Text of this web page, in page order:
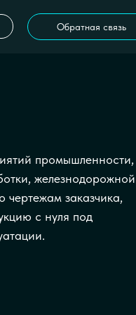
Обратная связь
промышленности,
чертежам заказчика,
с нуля под